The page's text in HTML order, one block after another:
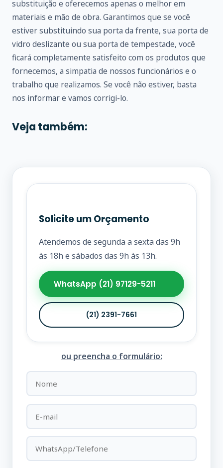
substituição e oferecemos apenas o melhor em
materiais e mão de obra. Garantimos que se você
estiver substituindo sua porta da frente, sua porta de
vidro deslizante ou sua porta de tempestade, você
ficará completamente satisfeito com os produtos que
fornecemos, a simpatia de nossos funcionários e o
trabalho que realizamos. Se você não estiver, basta
nos informar e vamos corrigi-lo.
Veja também:
Solicite um Orçamento
Atendemos de segunda a sexta das 9h
às 18h e sábados das 9h às 13h.
WhatsApp (21) 97129-5211
(21) 2391-7661
ou preencha o formulário: